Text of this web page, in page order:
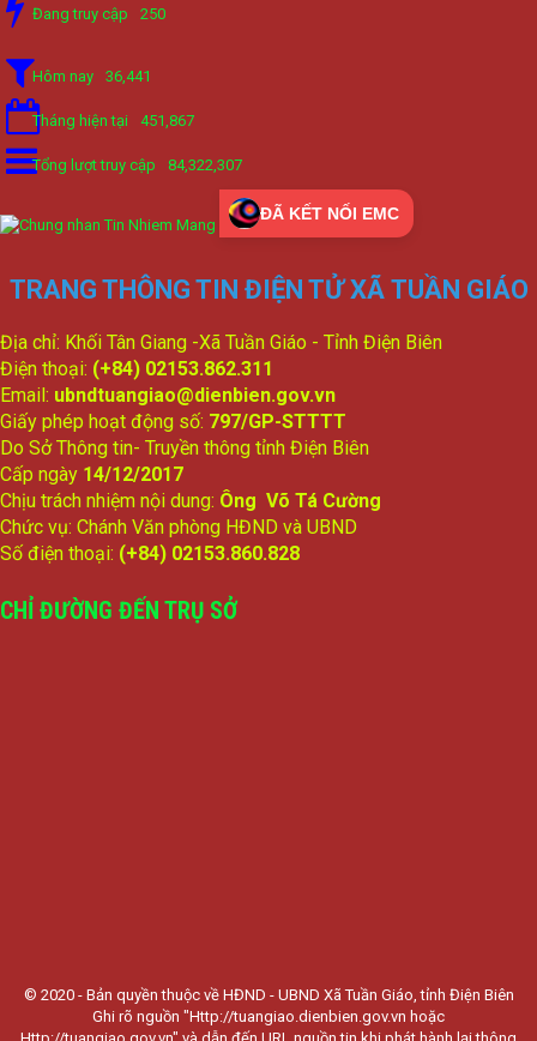
Đang truy cập 250
Hôm nay 36,441
Tháng hiện tại 451,867
Tổng lượt truy cập 84,322,307
ĐÃ KẾT NỐI EMC
TRANG THÔNG TIN ĐIỆN TỬ XÃ TUẦN GIÁO
Địa chỉ: Khối Tân Giang -Xã Tuần Giáo - Tỉnh Điện Biên
Điện thoại: (+84) 02153.862.311
Email: ubndtuangiao@dienbien.gov.vn
Giấy phép hoạt động số: 797/GP-STTTT
Do Sở Thông tin- Truyền thông tỉnh Điện Biên
Cấp ngày 14/12/2017
Chịu trách nhiệm nội dung: Ông Võ Tá Cường
Chức vụ: Chánh Văn phòng HĐND và UBND
Số điện thoại: (+84) 02153.860.828
CHỈ ĐƯỜNG ĐẾN TRỤ SỞ
© 2020 - Bản quyền thuộc về HĐND - UBND Xã Tuần Giáo, tỉnh Điện Biên
Ghi rõ nguồn "Http://tuangiao.dienbien.gov.vn hoặc